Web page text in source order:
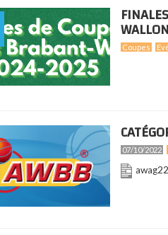
WALLON
Coupes
07/10/2022